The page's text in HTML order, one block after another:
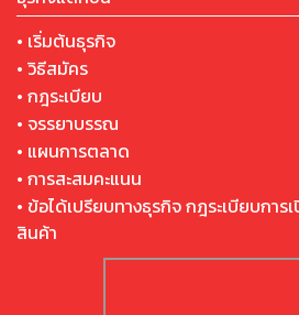
• เริ่มต้นธุรกิจ
• วิธีสมัคร
• กฎระเบียบ
• จรรยาบรรณ
• แผนการตลาด
• การสะสมคะแนน
• ข้อได้เปรียบทางธุรกิจ กฎระเบียบกา
สินค้า